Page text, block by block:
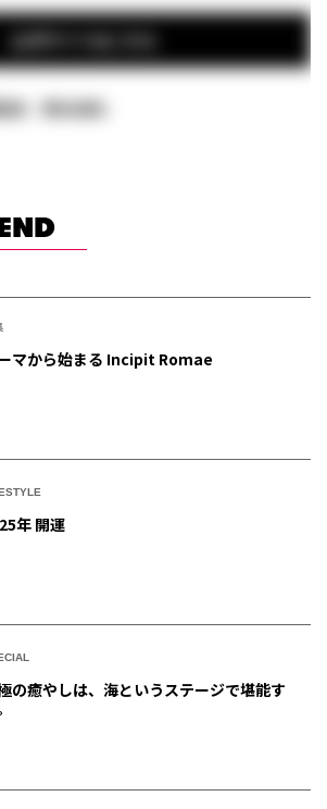
夫
マから始まる Incipit Romae
年 開運
の癒やしは、海というステージで堪能す